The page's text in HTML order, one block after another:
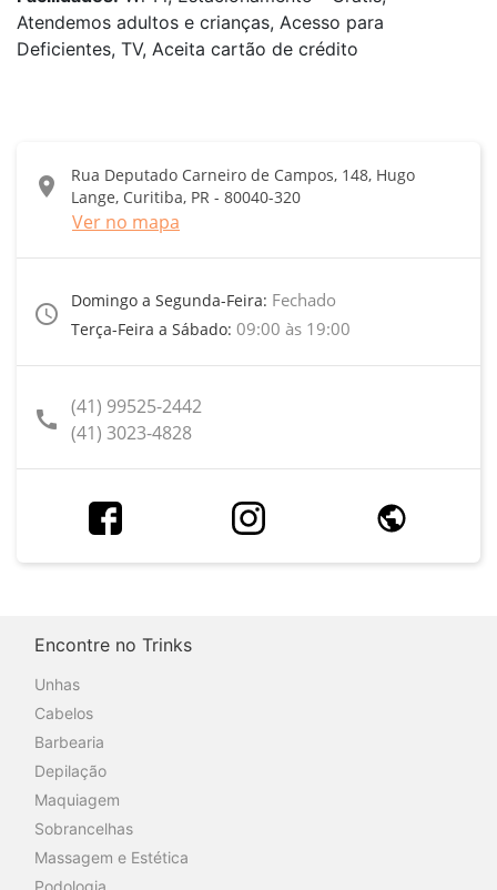
Atendemos adultos e crianças, Acesso para
Deficientes, TV, Aceita cartão de crédito
location_on
Rua Deputado Carneiro de Campos, 148, Hugo
Lange, Curitiba, PR - 80040-320
Ver no mapa
access_time
Domingo a Segunda-Feira: Fechado
Terça-Feira a Sábado: 09:00 às 19:00
call (41) 99525-2442
(41) 3023-4828
Encontre no Trinks
Unhas
Cabelos
Barbearia
Depilação
Maquiagem
Sobrancelhas
Massagem e Estética
Podologia